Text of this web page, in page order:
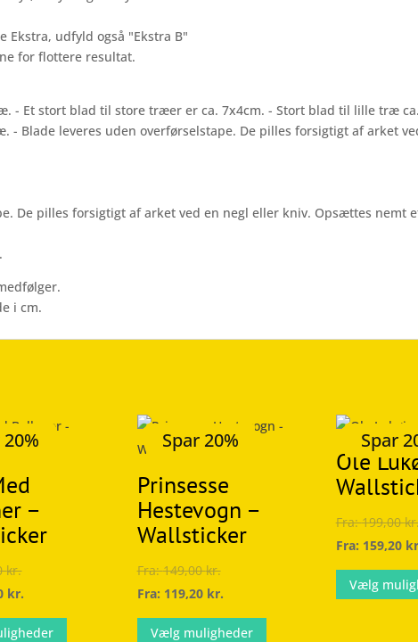
udfyld også "Ekstra B"
for flottere resultat.
- Et stort blad til store træer er ca. 7x4cm. - Stort blad til lille træ
- Blade leveres uden overførselstape. De pilles forsigtigt af arket
De pilles forsigtigt af arket ved en negl eller kniv. Opsættes nemt
i cm.
–
kr.
kr.
Dette
Spar 20%
Prinsesse
Hestevogn –
Wallsticker
Fra:149,00kr.
Fra: 119,20 kr.
Vælg muligheder
Dette
Spar
Ole
Fra:199,00
Fra: 159,20
Vælg